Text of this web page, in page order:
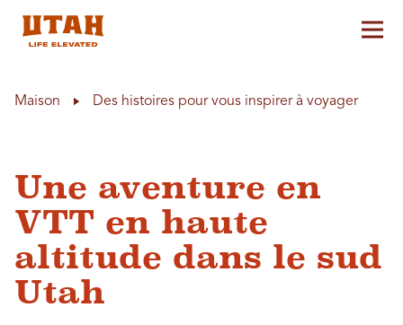
Maison Des histoires pour vous inspirer à voyager
Une aventure en
VTT en haute
altitude dans le sud
Utah